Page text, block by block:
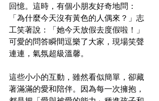
回憶。這時，有個小朋友好奇地問：
「為什麼今天沒有黃色的人偶來？」志
工笑著說：「她今天放假去度假啦！」
可愛的問答瞬間逗樂了大家，現場笑聲
連連，氣氛超級溫馨。
這些小小的互動，雖然看似簡單，卻藏
著滿滿的愛和陪伴。因為每一次擁抱，